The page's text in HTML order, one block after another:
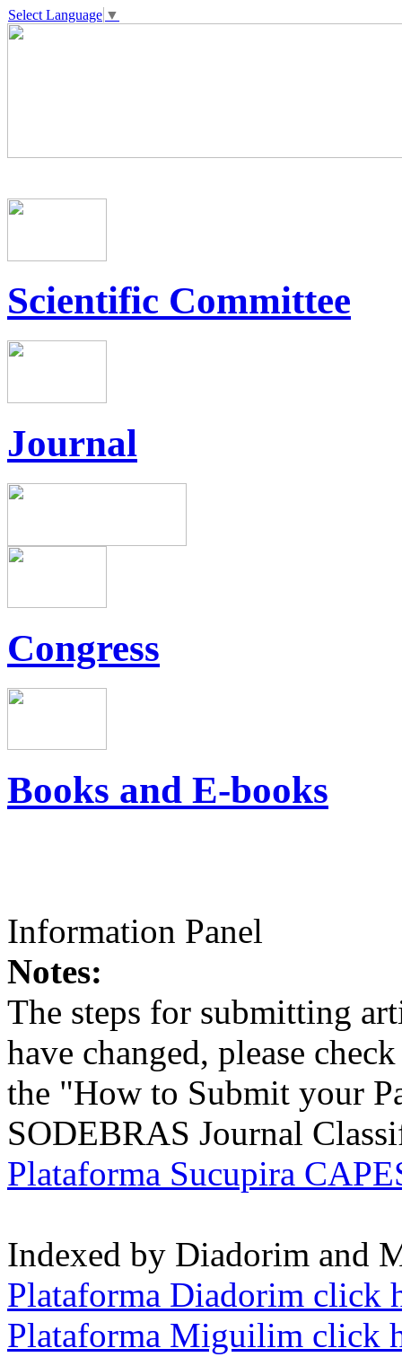
Select Language ▼
Scientific Committee
Journal
Congress
Books and E-books
Information Panel
Notes:
The steps for submitting
have changed, please
the "How to Submit your
SODEBRAS Journal
Plataforma Sucupira
Indexed by Diadorim and
Plataforma Diadorim click
Plataforma Miguilim click